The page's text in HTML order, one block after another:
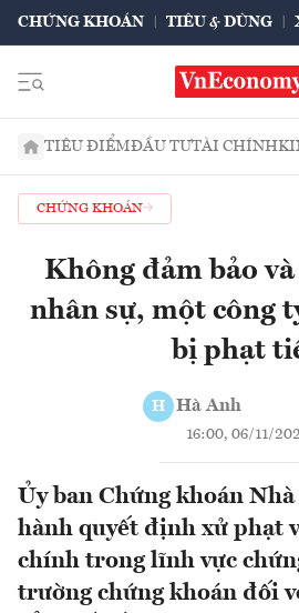
CHỨNG KHOÁN TIÊU & DÙNG
TIÊU ĐIỂMĐẦU TƯTÀI CHÍNH
CHỨNG KHOÁN
Không đảm bảo
nhân sự, một công
bị phạt
H Hà Anh
16:00, 06/11/
Ủy ban Chứng khoán
hành quyết định xử phạt
chính trong lĩnh vực
trường chứng khoán đối